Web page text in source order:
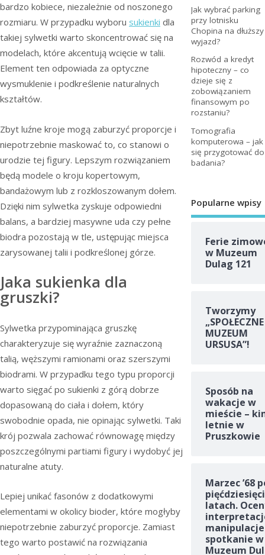
bardzo kobiece, niezależnie od noszonego
rozmiaru. W przypadku wyboru sukienki dla
takiej sylwetki warto skoncentrować się na
modelach, które akcentują wcięcie w talii.
Element ten odpowiada za optyczne
wysmuklenie i podkreślenie naturalnych
kształtów.
Zbyt luźne kroje mogą zaburzyć proporcje i
niepotrzebnie maskować to, co stanowi o
urodzie tej figury. Lepszym rozwiązaniem
będą modele o kroju kopertowym,
bandażowym lub z rozkloszowanym dołem.
Dzięki nim sylwetka zyskuje odpowiedni
balans, a bardziej masywne uda czy pełne
biodra pozostają w tle, ustępując miejsca
zarysowanej talii i podkreślonej górze.
Jaka sukienka dla
gruszki?
Sylwetka przypominająca gruszkę
charakteryzuje się wyraźnie zaznaczoną
talią, węższymi ramionami oraz szerszymi
biodrami. W przypadku tego typu proporcji
warto sięgać po sukienki z górą dobrze
dopasowaną do ciała i dołem, który
swobodnie opada, nie opinając sylwetki. Taki
krój pozwala zachować równowagę między
poszczególnymi partiami figury i wydobyć jej
naturalne atuty.
Lepiej unikać fasonów z dodatkowymi
elementami w okolicy bioder, które mogłyby
niepotrzebnie zaburzyć proporcje. Zamiast
tego warto postawić na rozwiązania
Jak wybrać parking
przy lotnisku
Chopina na dłuższy
wyjazd?
Rozwód a kredyt
hipoteczny – co
dzieje się z
zobowiązaniem
finansowym po
rozstaniu?
Tomografia
komputerowa – jak
się przygotować do
badania?
Popularne wpisy
Ferie
w Muzeum
Dulag 121
Tworzymy
„SPOŁECZNE
MUZEUM
URSUSA”!
Sposób na
wakacje w
mieście –
letnie w
Pruszkowie
Marzec ’68
latach.
spotkanie w
Muzeum